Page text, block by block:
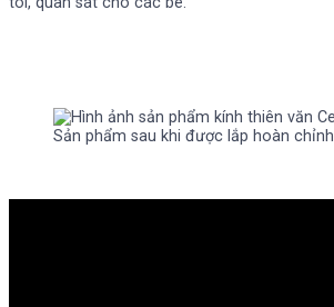
Sản phẩm sau khi được lắp hoàn chỉnh